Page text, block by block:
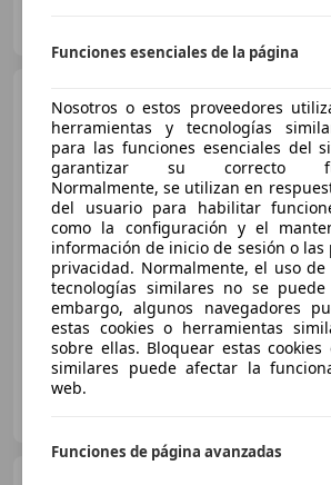
€
Buen
01/2020 73.219 km Gasolina
Mobility-Centro Mercedes-Benz SS Reyes
Funciones esenciales de la página
Nosotros o estos proveedores
herramientas y tecnologías
para las funciones esenciales del
garantizar su correcto
Normalmente, se utilizan en
del usuario para habilitar
como la configuración y el
información de inicio de sesión o las
privacidad. Normalmente, el uso de
tecnologías similares no se puede
embargo, algunos navegadores
estas cookies o herramientas
sobre ellas. Bloquear estas cookies
similares puede afectar la
web.
Funciones de página avanzadas